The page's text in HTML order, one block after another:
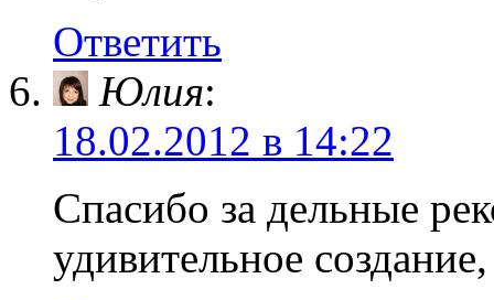
Ответить
Юлия:
18.02.2012 в 14:22
Спасибо за дельные
удивительное